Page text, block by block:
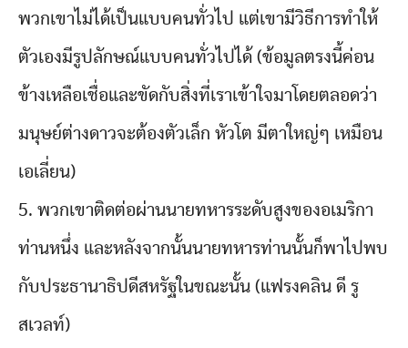
พวกเขาไม่ได้เป็นแบบคนทั่วไป แต่เขามีวิธีการทำให้
ตัวเองมีรูปลักษณ์แบบคนทั่วไปได้ (ข้อมูลตรงนี้ค่อน
ข้างเหลือเชื่อและขัดกับสิ่งที่เราเข้าใจมาโดยตลอดว่า
มนุษย์ต่างดาวจะต้องตัวเล็ก หัวโต มีตาใหญ่ๆ เหมือน
เอเลี่ยน)
5. พวกเขาติดต่อผ่านนายทหารระดับสูงของอเมริกา
ท่านหนึ่ง และหลังจากนั้นนายทหารท่านนั้นก็พาไปพบ
กับประธานาธิปดีสหรัฐในขณะนั้น (แฟรงคลิน ดี รู
สเวลท์)